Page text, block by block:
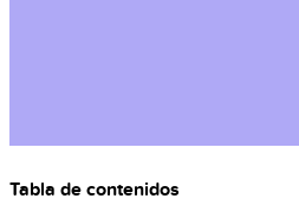
Tabla de contenidos